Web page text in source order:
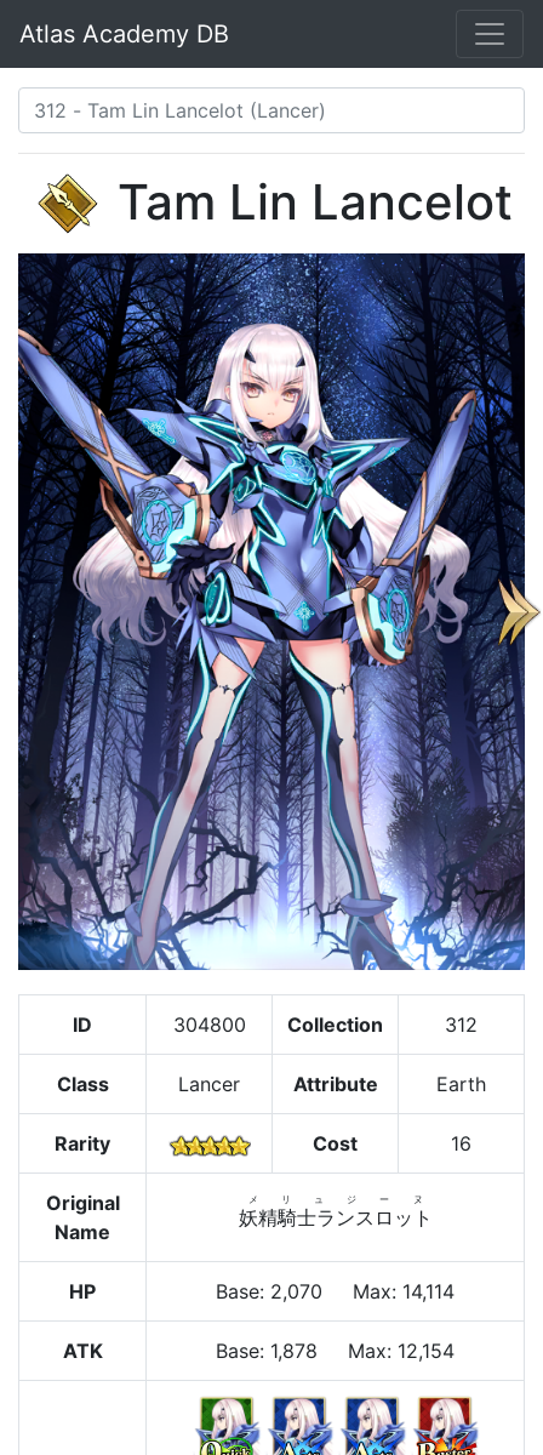
Atlas Academy DB
Tam Lin Lancelot
ID 304800 Collection 312
Class Lancer Attribute Earth
Rarity Cost 16
Original
Name
妖精騎士ランスロット
メリュジーヌ
HP Base: 2,070 Max: 14,114
ATK Base: 1,878 Max: 12,154